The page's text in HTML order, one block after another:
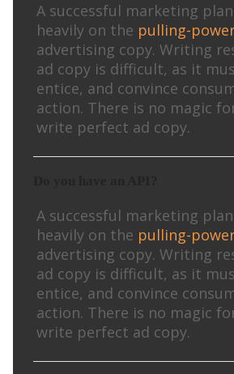
A successful marketing
heavily on the pulling-
advertising copy. Writing
ad copy is difficult, as it
entice, and convince
action. There is no magic
write perfect ad copy.
A successful marketing
heavily on the pulling-
advertising copy. Writing
ad copy is difficult, as it
entice, and convince
action. There is no magic
write perfect ad copy.